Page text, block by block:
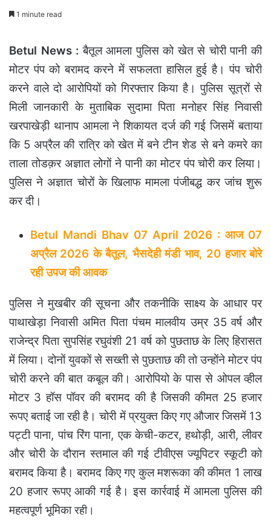
1 minute read
Betul News : बैतूल आमला पुलिस को खेत से चोरी पानी की
मोटर पंप को बरामद करने में सफलता हासिल हुई है। पंप चोरी
करने वाले दो आरोपियों को गिरफ्तार किया है। पुलिस सूत्रों से
मिली जानकारी के मुताबिक सुदामा पिता मनोहर सिंह निवासी
खरपाखेड़ी थानाप आमला ने शिकायत दर्ज की गई जिसमें बताया
कि 5 अप्रैल की रात्रि को खेत में बने टीन शेड से बने कमरे का
ताला तोडक़र अज्ञात लोगों ने पानी का मोटर पंप चोरी कर लिया।
पुलिस ने अज्ञात चोरों के खिलाफ मामला पंजीबद्ध कर जांच शुरू
कर दी।
Betul Mandi Bhav 07 April 2026 : आज 07
अप्रैल 2026 के बैतूल, भैसदेही मंडी भाव, 20 हजार बोरे
रही उपज की आवक
पुलिस ने मुखबीर की सूचना और तकनीकि साक्ष्य के आधार पर
पाथाखेड़ा निवासी अमित पिता पंचम मालवीय उम्र 35 वर्ष और
राजेन्द्र पिता सुपसिंह रघुवंशी 21 वर्ष को पुछताछ के लिए हिरासत
में लिया। दोनों युवकों से सख्ती से पुछताछ की तो उन्होंने मोटर पंप
चोरी करने की बात कबूल की। आरोपियो के पास से ओपल व्हील
मोटर 3 हॉस पॉवर की बरामद की है जिसकी कीमत 25 हजार
रूपए बताई जा रही है। चोरी में प्रयुक्त किए गए औजार जिसमें 13
पट्टी पाना, पांच रिंग पाना, एक केची-कटर, हथोड़ी, आरी, लीवर
और चोरी के दौरान स्तमाल की गई टीवीएस ज्यूपिटर स्कूटी को
बरामद किया है। बरामद किए गए कुल मशरूका की कीमत 1 लाख
20 हजार रूपए आकी गई है। इस कार्रवाई में आमला पुलिस की
महत्वपूर्ण भूमिकारही।